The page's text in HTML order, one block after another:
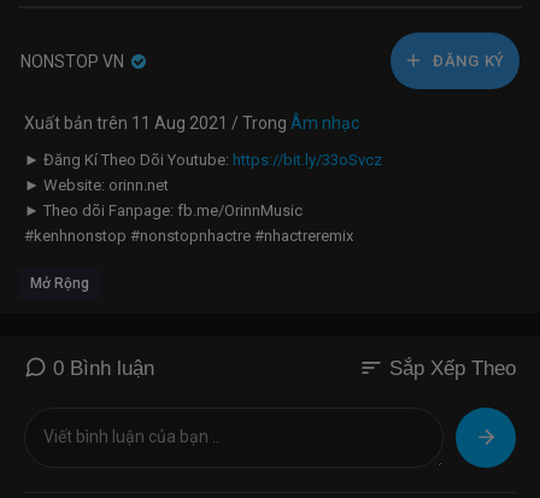
NONSTOP VN ĐĂNG KÝ
Xuất bản trên 11 Aug 2021 / Trong Âm nhạc
► Đăng Kí Theo Dõi Youtube: https://bit.ly/33oSvcz
► Website: orinn.net
► Theo dõi Fanpage: fb.me/OrinnMusic
#kenhnonstop #nonstopnhactre #nhactreremix
☞ LH Vấn Đề Bản Quyền:
--------------------------------------------------------------------
Mở Rộng
0 Bình luận sort Sắp Xếp Theo